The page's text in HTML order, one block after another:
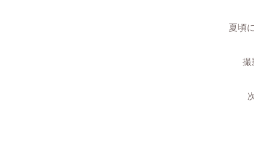
夏頃
撮